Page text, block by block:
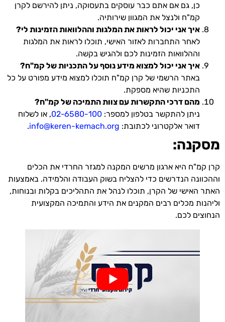
כן, גם אם אתם כבר עוסקים בתעסוקה, ניתן להירשם לקרן
קמ"ח ולנצל את המגוון שירותיה.
איך אני יכול לראות את המלגות וההלוואות הזמינות לי?
לאחר התחברות לאזור האישי, תוכלו לראות את המלגות
וההלוואות הזמינות לכם ולהגיש בקשה.
איך אני יכול למצוא מידע נוסף על התכניות של קמ"ח?
באתר הרשמי של קרן קמ"ח תוכלו למצוא מידע מפורט על כל
התכניות שהיא מספקת.
מהם דרכי התקשרות עם צוות התמיכה של קמ"ח?
ניתן להתקשר בטלפון למספר: 02-6580-100, או לשלוח
דואר אלקטרוני לכתובת: info@keren-kemach.org
.
מסקנה:
קרן קמ"ח היא ארגון מרשים המקנה למגזר החרדי את הכלים
וההכוונה הנדרשים כדי להצליח בשוק העבודה והלמידה. באמצעות
האתר האישי של הקרן, תוכלו לנהל את התהליכים בקלות ובנוחות,
וליהנות מכלים רבים המקנים את הידע והתמיכה המקצועית
הנחוצים לכם.